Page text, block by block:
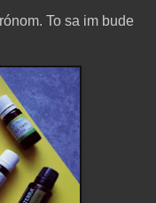
To sa im bude